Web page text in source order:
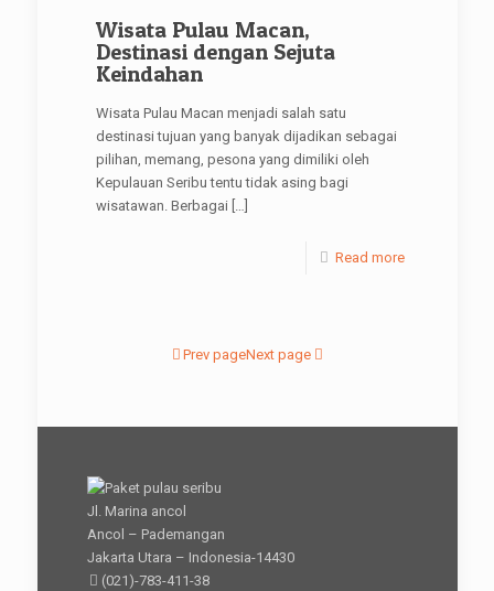
Wisata Pulau Macan,
Destinasi dengan Sejuta
Keindahan
Wisata Pulau Macan menjadi salah satu
destinasi tujuan yang banyak dijadikan sebagai
pilihan, memang, pesona yang dimiliki oleh
Kepulauan Seribu tentu tidak asing bagi
wisatawan. Berbagai […]
Read more
Prev pageNext page
Jl. Marina ancol
Ancol – Pademangan
Jakarta Utara – Indonesia-14430
(021)-783-411-38